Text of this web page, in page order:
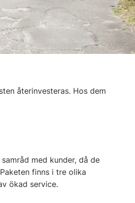
återinvesteras. Hos dem
med kunder, då de
finns i tre olika
ökad service.